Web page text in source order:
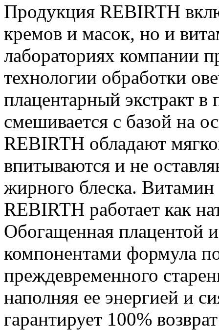
Продукция REBIRTH
кремов и масок, но и
лабораториях компании
технологии обработки
плацентарный экстракт
смешивается с базой на
REBIRTH обладают
впитываются и не
жирного блеска. Витамин
REBIRTH работает как
Обогащенная плацентой
компонентами формула
преждевременного
наполняя ее энергией и
гарантирует 100%